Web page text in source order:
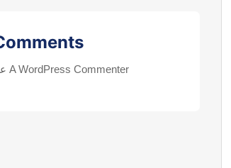
A WordPress Commenter